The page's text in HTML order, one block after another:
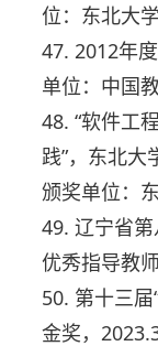
位：东北大学
47. 2012年
单位：中国
48. “软件工
践”，东北大
颁奖单位：
49. 辽宁省第
优秀指导教
50. 第十三届
金奖，